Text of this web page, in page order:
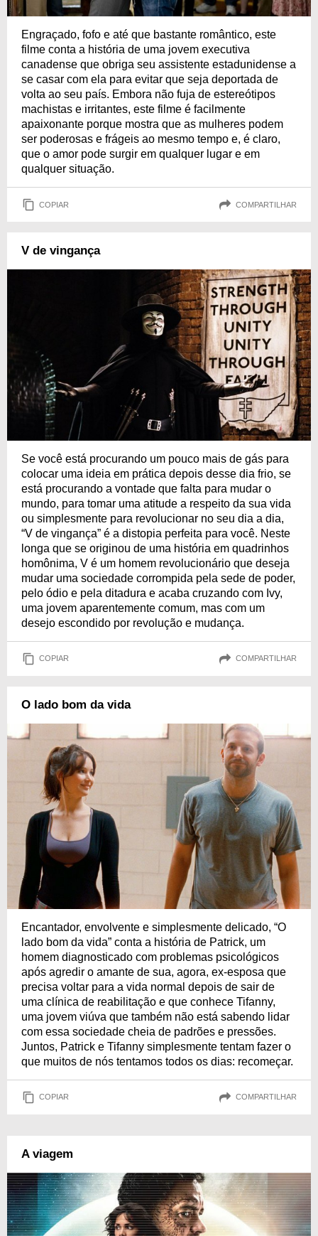
Engraçado, fofo e até que bastante romântico, este
filme conta a história de uma jovem executiva
canadense que obriga seu assistente estadunidense a
se casar com ela para evitar que seja deportada de
volta ao seu país. Embora não fuja de estereótipos
machistas e irritantes, este filme é facilmente
apaixonante porque mostra que as mulheres podem
ser poderosas e frágeis ao mesmo tempo e, é claro,
que o amor pode surgir em qualquer lugar e em
qualquer situação.
COPIAR COMPARTILHAR
V de vingança
Se você está procurando um pouco mais de gás para
colocar uma ideia em prática depois desse dia frio, se
está procurando a vontade que falta para mudar o
mundo, para tomar uma atitude a respeito da sua vida
ou simplesmente para revolucionar no seu dia a dia,
“V de vingança” é a distopia perfeita para você. Neste
longa que se originou de uma história em quadrinhos
homônima, V é um homem revolucionário que deseja
mudar uma sociedade corrompida pela sede de poder,
pelo ódio e pela ditadura e acaba cruzando com Ivy,
uma jovem aparentemente comum, mas com um
desejo escondido por revolução e mudança.
COPIAR COMPARTILHAR
O lado bom da vida
Encantador, envolvente e simplesmente delicado, “O
lado bom da vida” conta a história de Patrick, um
homem diagnosticado com problemas psicológicos
após agredir o amante de sua, agora, ex-esposa que
precisa voltar para a vida normal depois de sair de
uma clínica de reabilitação e que conhece Tifanny,
uma jovem viúva que também não está sabendo lidar
com essa sociedade cheia de padrões e pressões.
Juntos, Patrick e Tifanny simplesmente tentam fazer o
que muitos de nós tentamos todos os dias: recomeçar.
COPIAR COMPARTILHAR
A viagem